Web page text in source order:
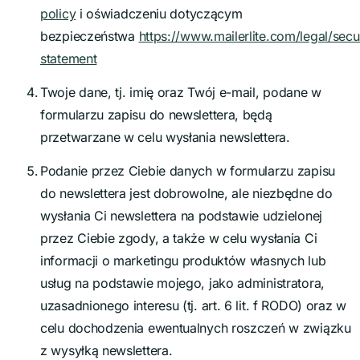
policyi oświadczeniu dotyczącym
bezpieczeństwa https://www.mailerlite.com/legal/
statement
Twoje dane, tj. imię oraz Twój e-mail, podane w
formularzu zapisu do newslettera, będą
przetwarzane w celu wysłania newslettera.
Podanie przez Ciebie danych w formularzu zapisu
do newslettera jest dobrowolne, ale niezbędne do
wysłania Ci newslettera na podstawie udzielonej
przez Ciebie zgody, a także w celu wysłania Ci
informacji o marketingu produktów własnych lub
usług na podstawie mojego, jako administratora,
uzasadnionego interesu (tj. art. 6 lit. f RODO) oraz w
celu dochodzenia ewentualnych roszczeń w związku
z wysyłką newslettera.